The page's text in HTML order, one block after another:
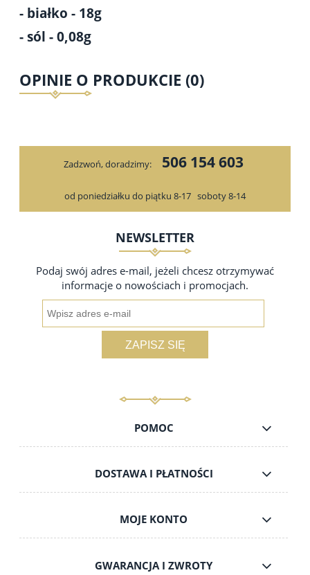
- białko - 18g
- sól - 0,08g
OPINIE O PRODUKCIE (0)
Zadzwoń, doradzimy: 506 154 603
od poniedziałku do piątku 8-17 soboty 8-14
NEWSLETTER
Podaj swój adres e-mail, jeżeli chcesz otrzymywać
informacje o nowościach i promocjach.
ZAPISZ SIĘ
POMOC
DOSTAWA I PŁATNOŚCI
MOJE KONTO
GWARANCJA I ZWROTY